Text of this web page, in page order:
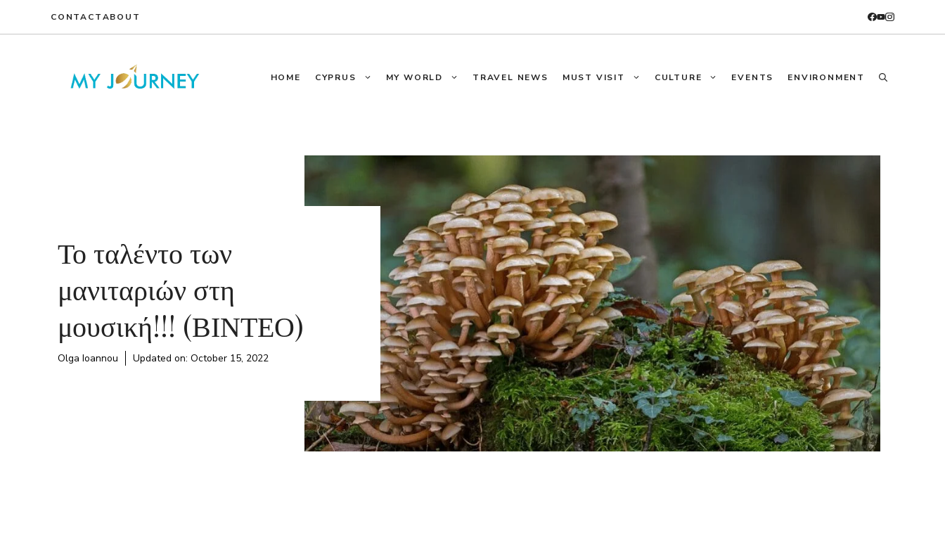
CONTACTABOUT
HOME CYPRUS MY WORLD TRAVEL NEWS MUST VISIT CULTURE EVENTS ENVIRONMENT
Το ταλέντο των
μανιταριών στη
μουσική!!! (ΒΙΝΤΕΟ)
Olga Ioannou Updated on: October 15, 2022